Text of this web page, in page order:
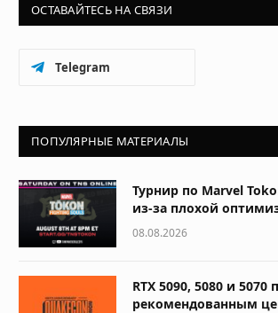
ОСТАВАЙТЕСЬ НА СВЯЗИ
Telegram
ПОПУЛЯРНЫЕ МАТЕРИАЛЫ
Турнир по Marvel
из-за плохой
08.08.2026
RTX 5090, 5080 и 5070
рекомендованным